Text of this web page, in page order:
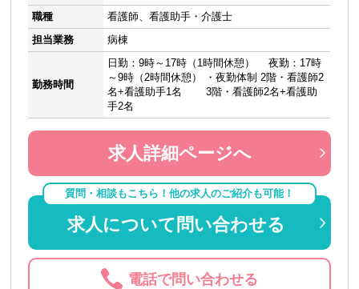
職種
看護師、看護助手・介護士
担当業務
病棟
勤務時間
日勤：9時～17時（1時間休憩） 夜勤：17時
～9時（2時間休憩） ・夜勤体制 2階・看護師2
名+看護助手1名 3階・看護師2名+看護助
手2名
求人詳細ページへ
質問・相談もこちら！他の求人のご紹介も可能！
求人について問い合わせる
電話で問い合わせる